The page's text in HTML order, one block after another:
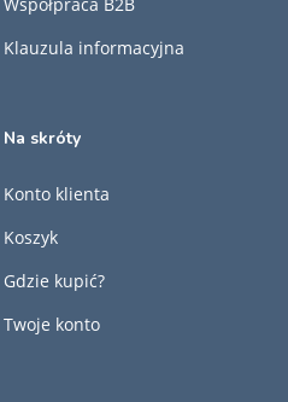
Klauzula informacyjna
Na skróty
Konto klienta
Koszyk
Gdzie kupić?
Twoje konto